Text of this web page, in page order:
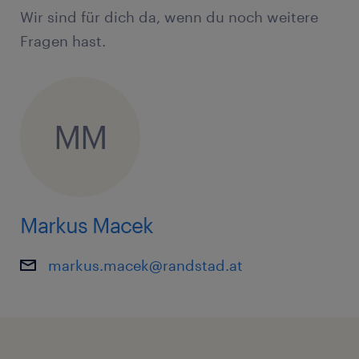
stimmen.
Du unterstützt beim innerbetrieblichen
Die Dokumentation deiner Arbeitsschritte
und die Rückmeldung von
Wir sind für dich da, wenn du noch weitere
Fragen hast.
MM
Markus Macek
markus.macek@randstad.at